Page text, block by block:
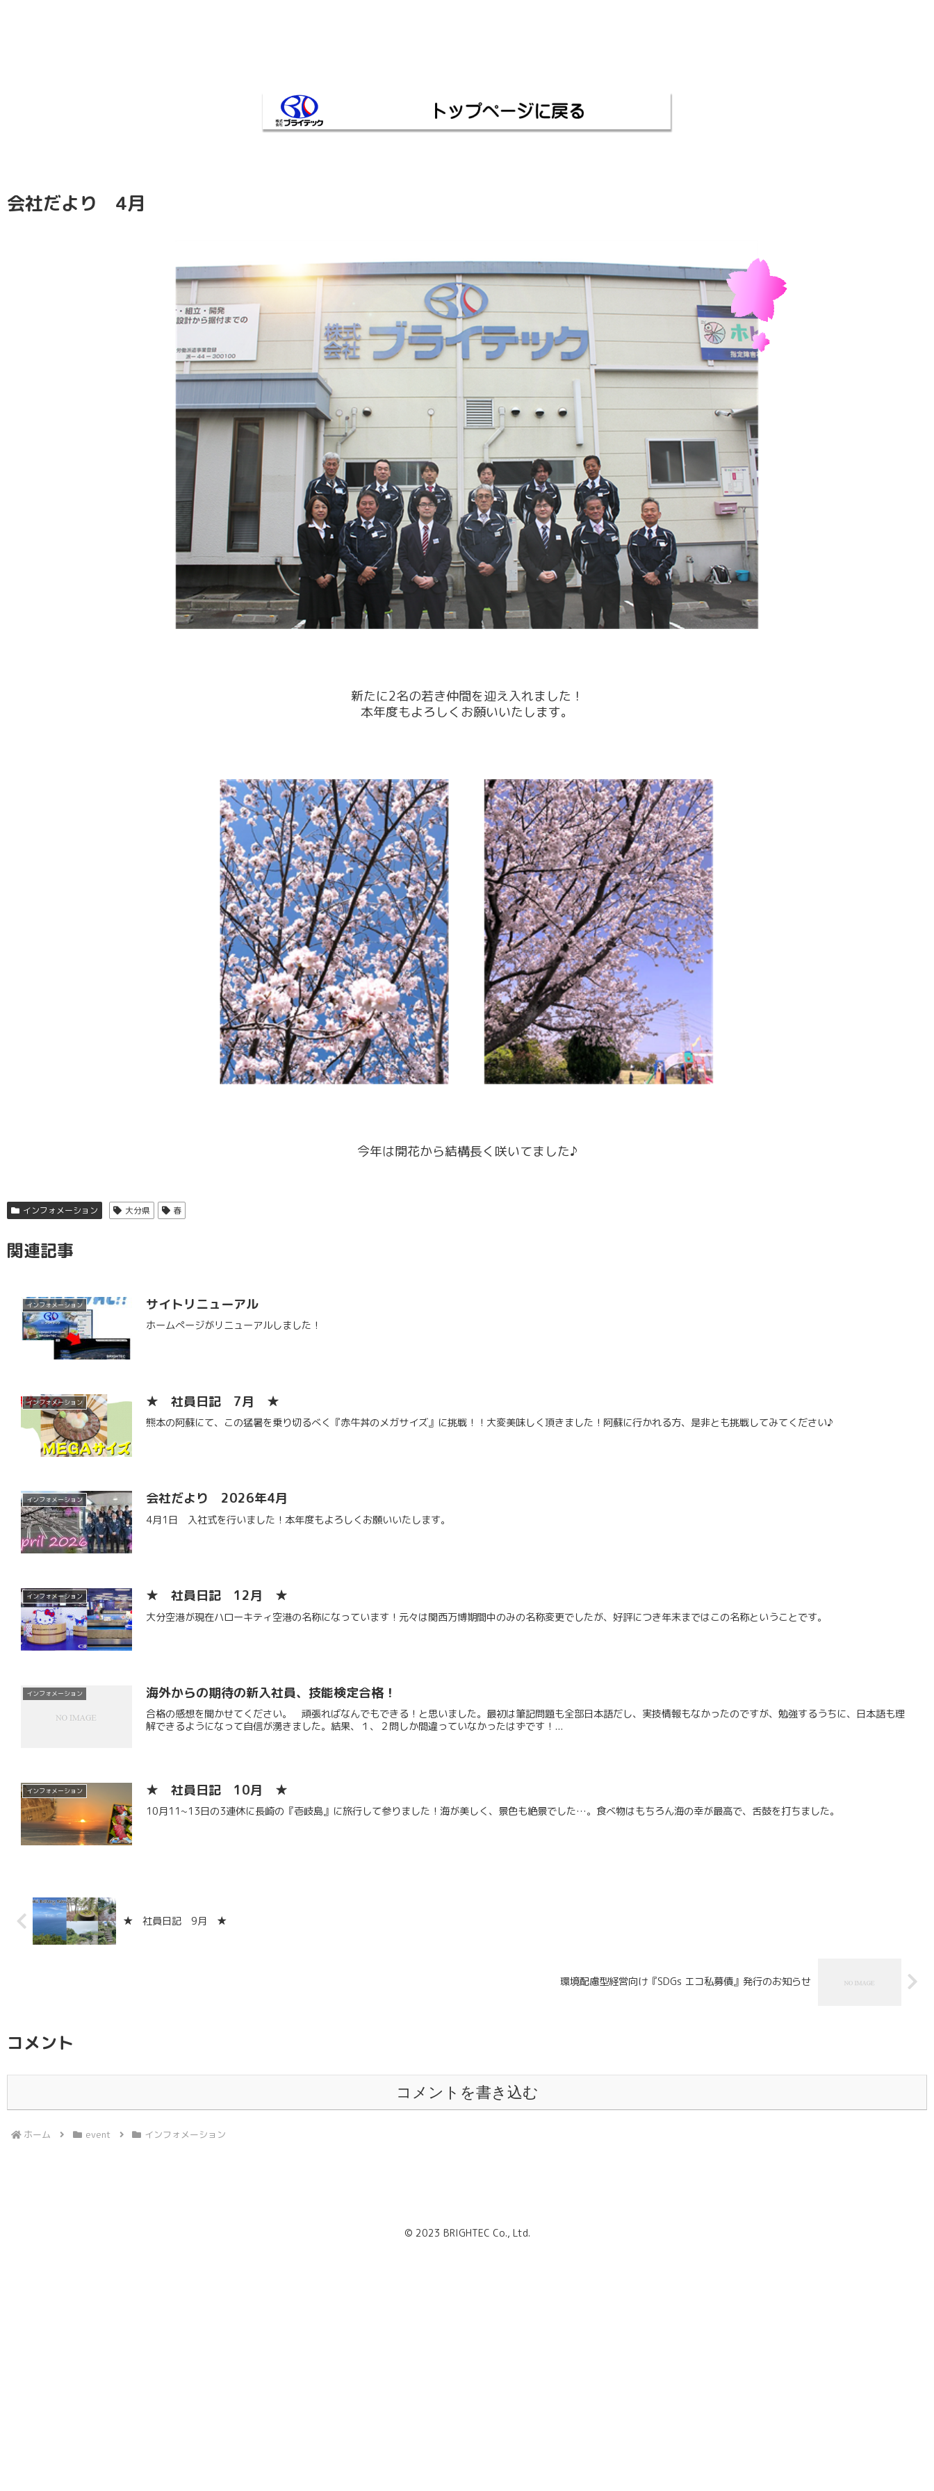
会社だより 4月
新たに2名の若き仲間を迎え入れました！
本年度もよろしくお願いいたします。
今年は開花から結構長く咲いてました♪
インフォメーション 大分県 春
関連記事
インフォメーション サイトリニューアル
ホームぺージがリニューアルしました！
インフォメーション ★ 社員日記 7月 ★
熊本の阿蘇にて、この猛暑を乗り切るべく『赤牛丼のメガサイズ』に挑戦！！大変美味しく頂きました！阿蘇に行かれる方、是非とも挑戦してみてください♪
インフォメーション 会社だより 2026年4月
4月1日 入社式を行いました！本年度もよろしくお願いいたします。
インフォメーション ★ 社員日記 12月 ★
大分空港が現在ハローキティ空港の名称になっています！元々は関西万博期間中のみの名称変更でしたが、好評につき年末まではこの名称ということです。
インフォメーション 海外からの期待の新入社員、技能検定合格！
合格の感想を聞かせてください。 頑張ればなんでもできる！と思いました。最初は筆記問題も全部日本語だし、実技情報もなかったのですが、勉強するうちに、日本語も理
解できるようになって自信が湧きました。結果、１、２問しか間違っていなかったはずです！...
インフォメーション ★ 社員日記 10月 ★
10月11~13日の3連休に長崎の『壱岐島』に旅行して参りました！海が美しく、景色も絶景でした…。食べ物はもちろん海の幸が最高で、舌鼓を打ちました。
★ 社員日記 9月 ★
環境配慮型経営向け『SDGs エコ私募債』発行のお知らせ
コメント
コメントを書き込む
ホーム event インフォメーション
© 2023 BRIGHTEC Co., Ltd.